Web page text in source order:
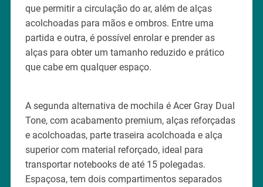
que permitir a circulação do ar, além de alças
acolchoadas para mãos e ombros. Entre uma
partida e outra, é possível enrolar e prender as
alças para obter um tamanho reduzido e prático
que cabe em qualquer espaço.
A segunda alternativa de mochila é Acer Gray Dual
Tone, com acabamento premium, alças reforçadas
e acolchoadas, parte traseira acolchoada e alça
superior com material reforçado, ideal para
transportar notebooks de até 15 polegadas.
Espaçosa, tem dois compartimentos separados